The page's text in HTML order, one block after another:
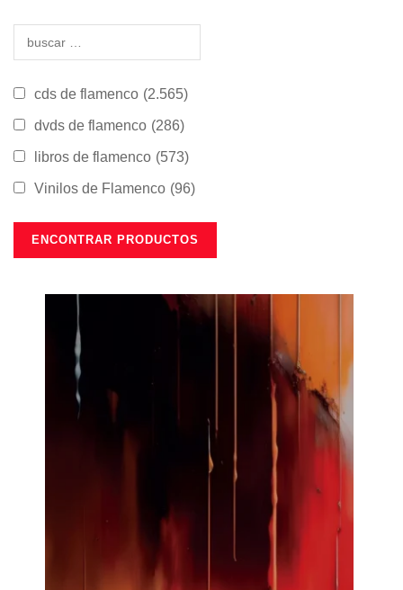
cds de flamenco (2.565)
dvds de flamenco (286)
libros de flamenco (573)
Vinilos de Flamenco (96)